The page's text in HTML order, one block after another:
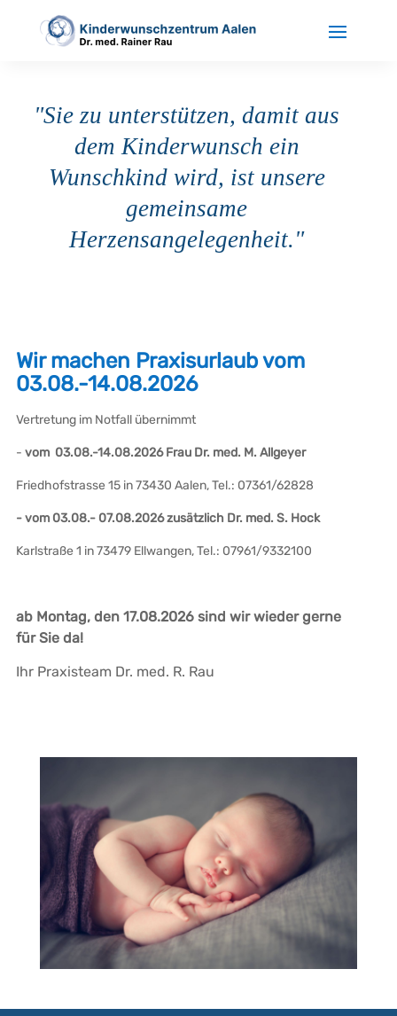
"Sie zu unterstützen, damit aus
dem Kinderwunsch ein
Wunschkind wird, ist unsere
gemeinsame
Herzensangelegenheit."
Wir machen Praxisurlaub vom
03.08.-14.08.2026
Vertretung im Notfall übernimmt
- vom 03.08.-14.08.2026 Frau Dr. med. M. Allgeyer
Friedhofstrasse 15 in 73430 Aalen, Tel.: 07361/62828
- vom 03.08.- 07.08.2026 zusätzlich Dr. med. S. Hock
Karlstraße 1 in 73479 Ellwangen, Tel.: 07961/9332100
ab Montag, den 17.08.2026 sind wir wieder gerne
für Sie da!
Ihr Praxisteam Dr. med. R. Rau